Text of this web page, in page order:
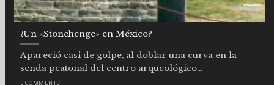
¿Un «Stonehenge» en México?
Apareció casi de golpe, al doblar una curva en la
senda peatonal del centro arqueológico...
3 COMMENTS